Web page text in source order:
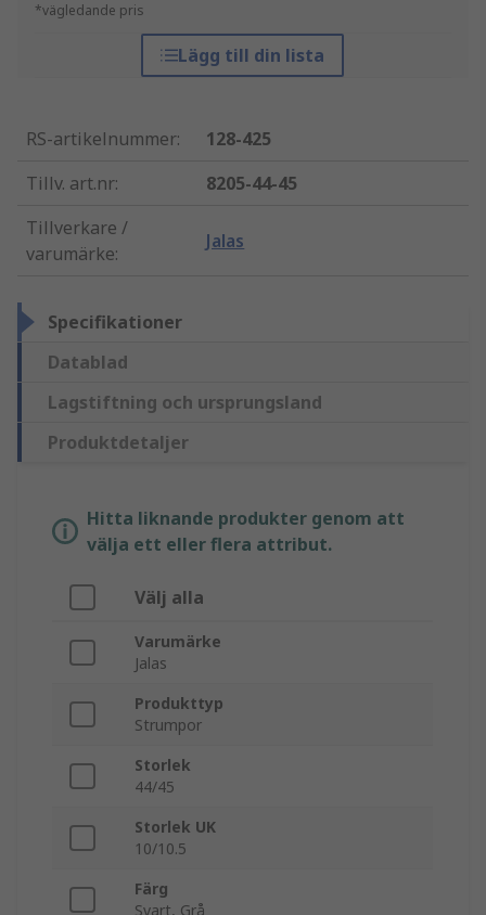
*vägledande pris
Lägg till din lista
RS-artikelnummer:
128-425
Tillv. art.nr:
8205-44-45
Tillverkare /
varumärke:
Jalas
Specifikationer
Datablad
Lagstiftning och ursprungsland
Produktdetaljer
Hitta liknande produkter genom att
välja ett eller flera attribut.
Välj alla
Varumärke
Jalas
Produkttyp
Strumpor
Storlek
44/45
Storlek UK
10/10.5
Färg
Svart, Grå